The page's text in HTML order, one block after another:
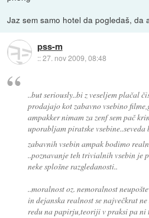
Jaz sem samo hotel da pogledaš, da
pss-m
::27. nov 2009, 08:48
..but seriously..bi z veseljem plačal
prodajajo kot zabavno vsebino
ampakker nimam za zenf sem pač
uporabljam piratske vsebine..seveda
zabavnih vsebin ampak bodimo
..poznavanje teh trivialnih vsebin je
neke splošne razgledanosti..
..moralnost oz. nemoralnost
in dejanska realnost se največkrat
redu na papirju,teoriji v praksi pa ni